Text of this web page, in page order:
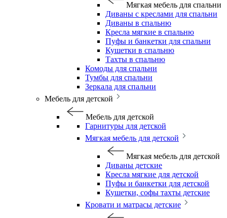
Мягкая мебель для спальни
Диваны с креслами для спальни
Диваны в спальню
Кресла мягкие в спальню
Пуфы и банкетки для спальни
Кушетки в спальню
Тахты в спальню
Комоды для спальни
Тумбы для спальни
Зеркала для спальни
Мебель для детской
Мебель для детской
Гарнитуры для детской
Мягкая мебель для детской
Мягкая мебель для детской
Диваны детские
Кресла мягкие для детской
Пуфы и банкетки для детской
Кушетки, софы тахты детские
Кровати и матрасы детские